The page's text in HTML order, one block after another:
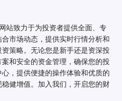
站致力于为投资者提供全面、专
市场动态，提供实时行情分析和
策略。无论您是新手还是资深投
和安全的资金管理，确保您的投
，提供便捷的操作体验和优质的
健增值。加入我们，开启您的财